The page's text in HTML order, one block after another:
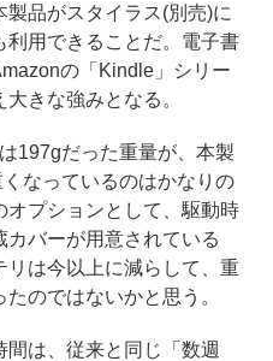
品がスタイラス(別売)に
利用できることだ。電子書
の「Kindle」シリー
きな強みとなる。
197gだった重量が、本製
なっているのはかなりの
オプションとして、駆動時
カバーが用意されている
リは今以上に減らして、重
のではないかと思う。
は、従来と同じ「数週